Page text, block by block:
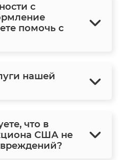
с
помочь с
нашей
что в
США не